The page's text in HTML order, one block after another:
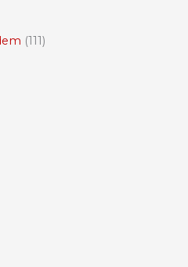
111